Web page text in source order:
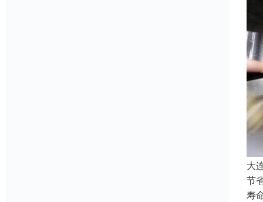
大
节
寿